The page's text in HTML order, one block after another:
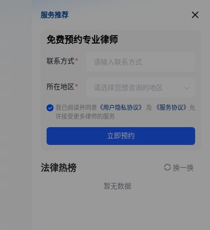
服务推荐
服务推荐
免费预约专业律师
联系方式
所在地区
我已阅读并同意 《用户隐私协议》 及 《服务协议》 允
许接受更多律师的服务
立即预约
法律热榜 换一换
暂无数据